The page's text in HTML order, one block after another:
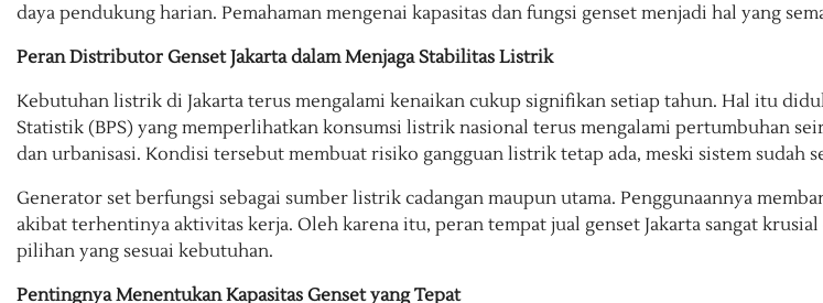
daya pendukung harian. Pemahaman mengenai kapasitas dan fungsi genset menjadi hal yang
Peran Distributor Genset Jakarta dalam Menjaga Stabilitas Listrik
Kebutuhan listrik di Jakarta terus mengalami kenaikan cukup signifikan setiap tahun. Hal itu
Statistik (BPS) yang memperlihatkan konsumsi listrik nasional terus mengalami pertumbuhan
dan urbanisasi. Kondisi tersebut membuat risiko gangguan listrik tetap ada, meski sistem sudah
Generator set berfungsi sebagai sumber listrik cadangan maupun utama. Penggunaannya
akibat terhentinya aktivitas kerja. Oleh karena itu, peran tempat jual genset Jakarta sangat
pilihan yang sesuai kebutuhan.
Pentingnya Menentukan Kapasitas Genset yang Tepat